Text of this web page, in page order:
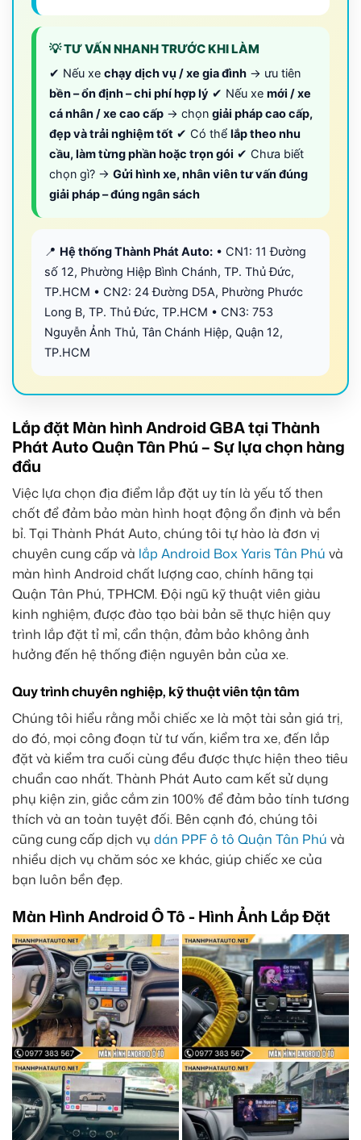
💡 TƯ VẤN NHANH TRƯỚC KHI LÀM
✔ Nếu xe chạy dịch vụ / xe gia đình → ưu tiên
bền – ổn định – chi phí hợp lý ✔ Nếu xe mới / xe
cá nhân / xe cao cấp → chọn giải pháp cao cấp,
đẹp và trải nghiệm tốt ✔ Có thể lắp theo nhu
cầu, làm từng phần hoặc trọn gói ✔ Chưa biết
chọn gì? → Gửi hình xe, nhân viên tư vấn đúng
giải pháp – đúng ngân sách
📍 Hệ thống Thành Phát Auto: • CN1: 11 Đường
số 12, Phường Hiệp Bình Chánh, TP. Thủ Đức,
TP.HCM • CN2: 24 Đường D5A, Phường Phước
Long B, TP. Thủ Đức, TP.HCM • CN3: 753
Nguyễn Ảnh Thủ, Tân Chánh Hiệp, Quận 12,
TP.HCM
Lắp đặt Màn hình Android GBA tại Thành
Phát Auto Quận Tân Phú – Sự lựa chọn hàng
đầu
Việc lựa chọn địa điểm lắp đặt uy tín là yếu tố then
chốt để đảm bảo màn hình hoạt động ổn định và bền
bỉ. Tại Thành Phát Auto, chúng tôi tự hào là đơn vị
chuyên cung cấp và lắp Android Box Yaris Tân Phú và
màn hình Android chất lượng cao, chính hãng tại
Quận Tân Phú, TPHCM. Đội ngũ kỹ thuật viên giàu
kinh nghiệm, được đào tạo bài bản sẽ thực hiện quy
trình lắp đặt tỉ mỉ, cẩn thận, đảm bảo không ảnh
hưởng đến hệ thống điện nguyên bản của xe.
Quy trình chuyên nghiệp, kỹ thuật viên tận tâm
Chúng tôi hiểu rằng mỗi chiếc xe là một tài sản giá trị,
do đó, mọi công đoạn từ tư vấn, kiểm tra xe, đến lắp
đặt và kiểm tra cuối cùng đều được thực hiện theo tiêu
chuẩn cao nhất. Thành Phát Auto cam kết sử dụng
phụ kiện zin, giắc cắm zin 100% để đảm bảo tính tương
thích và an toàn tuyệt đối. Bên cạnh đó, chúng tôi
cũng cung cấp dịch vụ dán PPF ô tô Quận Tân Phú và
nhiều dịch vụ chăm sóc xe khác, giúp chiếc xe của
bạn luôn bền đẹp.
Màn Hình Android Ô Tô - Hình Ảnh Lắp Đặt